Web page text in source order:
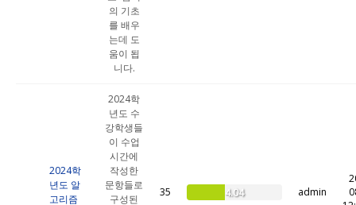
의 기초
를 배우
는데 도
움이 됩
니다.
2024학
년도 알
고리즘
2024학
년도 수
강학생들
이 수업
시간에
작성한
문항들로
구성된
35 4.04 admin